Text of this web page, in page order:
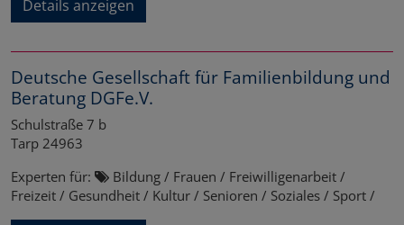
Details anzeigen
Deutsche Gesellschaft für Familienbildung und
Beratung DGFe.V.
Schulstraße 7 b
Tarp 24963
Experten für:
Bildung / Frauen / Freiwilligenarbeit /
Freizeit / Gesundheit / Kultur / Senioren / Soziales / Sport /